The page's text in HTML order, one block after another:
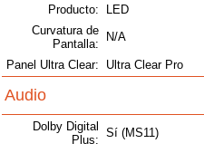
Producto:
LED
Curvatura de
Pantalla:
N/A
Panel Ultra Clear: Ultra Clear Pro
Audio
Dolby Digital
Plus:
Sí (MS11)